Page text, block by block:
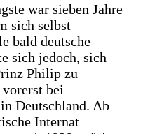
war sieben Jahre
sich selbst
bald deutsche
sich jedoch, sich
Philip zu
bei
Deutschland. Ab
Internat